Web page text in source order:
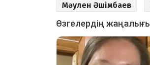
Мәулен Әшімбаев